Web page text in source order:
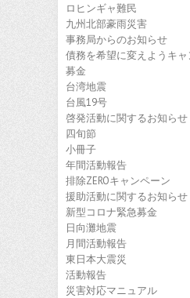
ロヒンギャ難民
九州北部豪雨災害
事務局からのお知らせ
債務を希望に変えようキャ
募金
台湾地震
台風19号
啓発活動に関するお知らせ
四旬節
小冊子
年間活動報告
排除ZEROキャンペーン
援助活動に関するお知らせ
新型コロナ緊急募金
日向灘地震
月間活動報告
東日本大震災
活動報告
災害対応マニュアル